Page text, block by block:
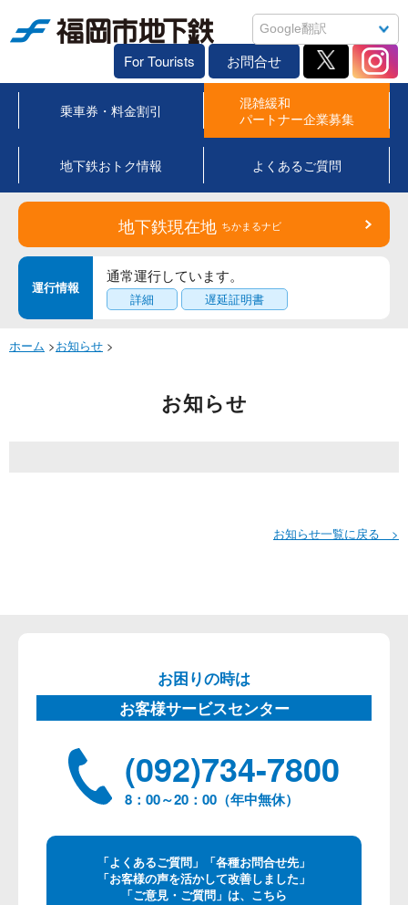
For Tourists お問合せ
乗車券・料金割引
混雑緩和
パートナー企業募集
地下鉄おトク情報 よくあるご質問
地下鉄現在地 ちかまるナビ
運行情報
通常運行しています。
詳細 遅延証明書
ホーム >お知らせ >
お知らせ
お知らせ一覧に戻る >
お困りの時は
お客様サービスセンター
(092)734-7800
8：00～20：00（年中無休）
「よくあるご質問」「各種お問合せ先」
「お客様の声を活かして改善しました」
「ご意見・ご質問」は、こちら